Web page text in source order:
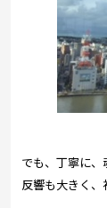
でも、丁寧に、
反響も大きく、